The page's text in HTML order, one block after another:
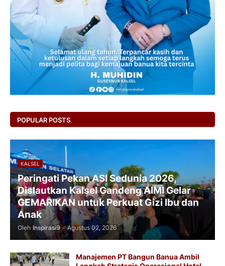
POPULAR POSTS
KALSEL
Peringati Pekan ASI Sedunia 2026,
Dislautkan Kalsel Gandeng AIMI Gelar
GEMARIKAN untuk Perkuat Gizi Ibu dan
Anak
Oleh Inspirasi9 - Agustus 02, 2026
Manajemen PT Bangun Banua Ambil